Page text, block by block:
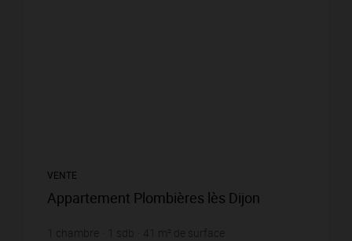
VENTE
Appartement Plombières lès Dijon
chambre sdb 41
m² de surface